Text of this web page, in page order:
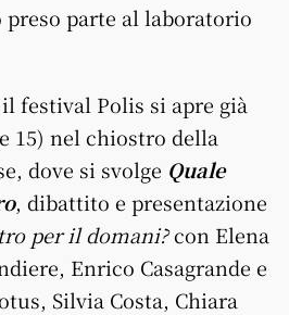
preso parte al laboratorio
il festival Polis si apre già
15) nel chiostro della
dove si svolge Quale
, dibattito e presentazione
per il domani?con Elena
Enrico Casagrande e
Silvia Costa, Chiara